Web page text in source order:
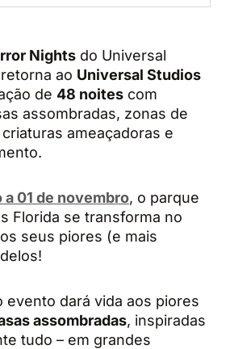
Nights do Universal
ao Universal Studios
de 48 noites com
assombradas, zonas de
ameaçadoras e
a 01 de novembro, o parque
Florida se transforma no
seus piores (e mais
evento dará vida aos piores
assombradas, inspiradas
tudo – em grandes